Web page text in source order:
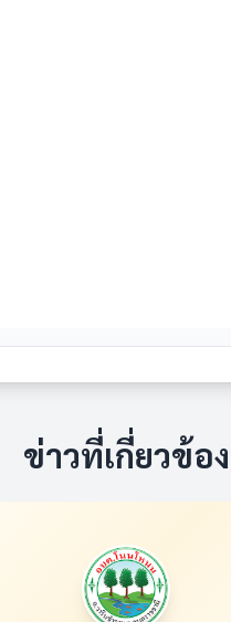
ข่าวที่เกี่ยวข้อง